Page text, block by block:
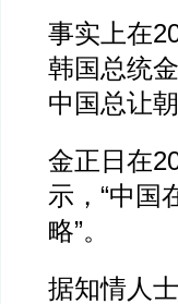
事实上在
韩国总统
中国总让
金正日在
示，“中国
略”。
据知情人